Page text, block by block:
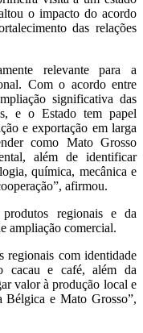
o impacto do acordo
das relações
relevante para a
Com o acordo entre
significativa das
e o Estado tem papel
e exportação em larga
como Mato Grosso
além de identificar
química, mecânica e
afirmou.
regionais e da
ampliação comercial.
regionais com identidade
cacau e café, além da
valor à produção local e
Bélgica e Mato Grosso”,